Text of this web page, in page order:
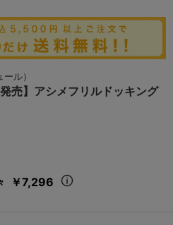
ル）
売】アシメフリルドッキング
￥7,296